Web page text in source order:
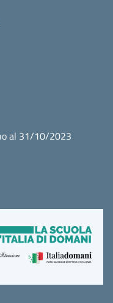
al 31/10/2023